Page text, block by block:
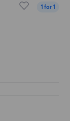
1 for 1